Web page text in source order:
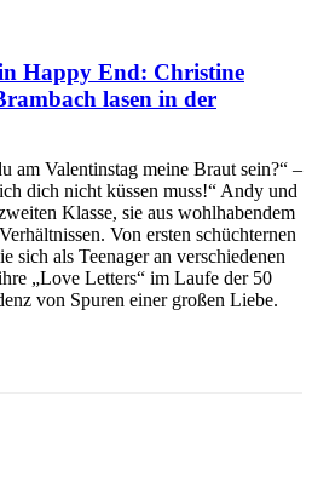
Happy End: Christine
lasen in der
am Valentinstag meine Braut sein?“ –
dich nicht küssen muss!“ Andy und
Klasse, sie aus wohlhabendem
Von ersten schüchternen
sich als Teenager an verschiedenen
„Love Letters“ im Laufe der 50
von Spuren einer großen Liebe.